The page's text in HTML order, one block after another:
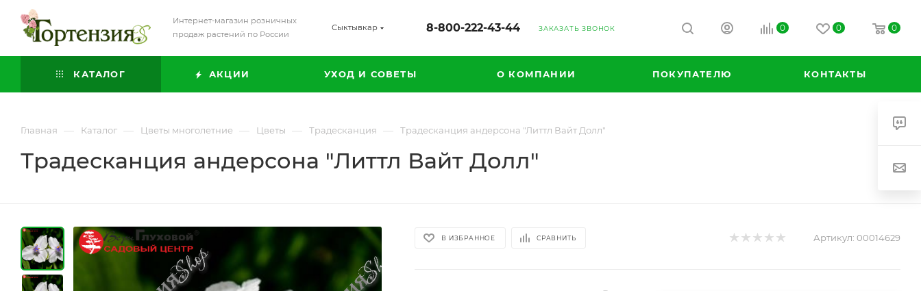
Интернет-магазин розничных
продаж растений по России
Сыктывкар 8-800-222-43-44 ЗАКАЗАТЬ ЗВОНОК 0 0 0
КАТАЛОГ АКЦИИ УХОД И СОВЕТЫ О КОМПАНИИ ПОКУПАТЕЛЮ КОНТАКТЫ
Главная — Каталог — Цветы многолетние — Цветы — Традесканция — Традесканция андерсона "Литтл Вайт Долл"
Традесканция андерсона "Литтл Вайт Долл"
В ИЗБРАННОЕ СРАВНИТЬ Артикул: 00014629